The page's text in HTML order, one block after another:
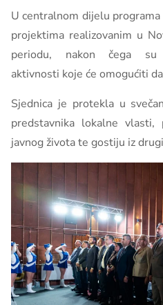
U centralnom dijelu
projektima realizovanim u
periodu, nakon čega su
aktivnosti koje će omogućiti
Sjednica je protekla u
predstavnika lokalne vlasti,
javnog života te gostiju iz